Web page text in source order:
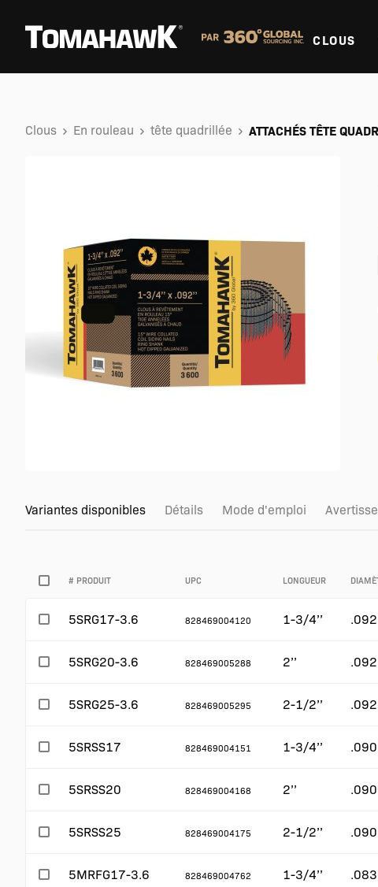
CLOUS
Clous En rouleau tête quadrillée ATTACHÉS TÊTE
Variantes disponibles Détails Mode d'emploi
# PRODUIT UPC LONGUEUR
5SRG17-3.6 828469004120 1-3/4’’ .092
5SRG20-3.6 828469005288 2’’ .092
5SRG25-3.6 828469005295 2-1/2’’ .092
5SRSS17 828469004151 1-3/4’’ .090
5SRSS20 828469004168 2’’ .090
5SRSS25 828469004175 2-1/2’’ .090
5MRFG17-3.6 828469004762 1-3/4’’ .083